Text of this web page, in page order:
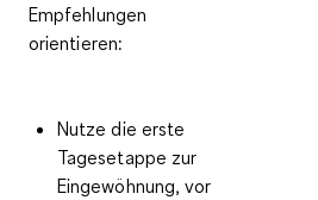
Empfehlungen
orientieren:
Nutze die erste
Tagesetappe zur
Eingewöhnung, vor